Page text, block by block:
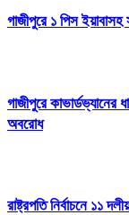
গাজীপুরে ১ পিস ইয়াবাসহ
গাজীপুরে
অবরোধ
রাষ্ট্রপতি নির্বাচনে ১১